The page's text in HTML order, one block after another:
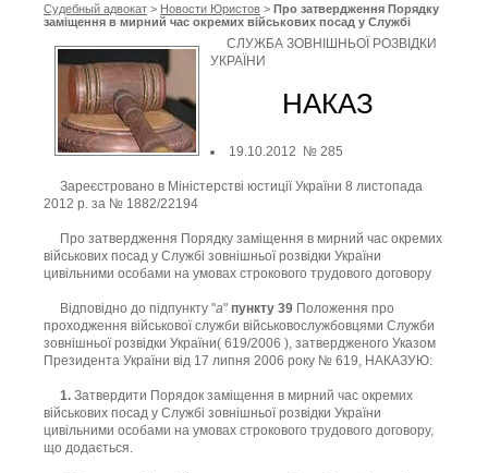
Судебный адвокат > Новости Юристов > Про затвердження Порядку
заміщення в мирний час окремих військових посад у Службі
зовнішньої розвідки України цивільними особами на умовах
строкового трудового договору, Служба зовнішньої розвідки
України
СЛУЖБА ЗОВНІШНЬОЇ РОЗВІДКИ
УКРАЇНИ
НАКАЗ
19.10.2012 № 285
Зареєстровано в Міністерстві юстиції України 8 листопада
2012 р. за № 1882/22194
Про затвердження Порядку заміщення в мирний час окремих
військових посад у Службі зовнішньої розвідки України
цивільними особами на умовах строкового трудового договору
Відповідно до підпункту "а" пункту 39 Положення про
проходження військової служби військовослужбовцями Служби
зовнішньої розвідки України( 619/2006 ), затвердженого Указом
Президента України від 17 липня 2006 року № 619, НАКАЗУЮ:
1. Затвердити Порядок заміщення в мирний час окремих
військових посад у Службі зовнішньої розвідки України
цивільними особами на умовах строкового трудового договору,
що додається.